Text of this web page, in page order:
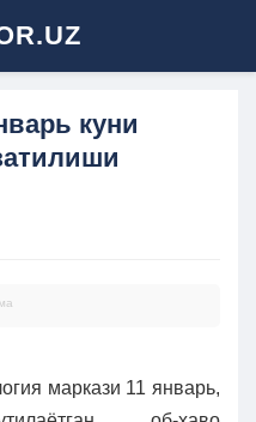
куни
маркази 11 январь,